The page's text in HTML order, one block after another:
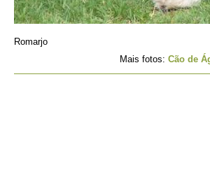
Romarjo
Mais fotos: Cão de